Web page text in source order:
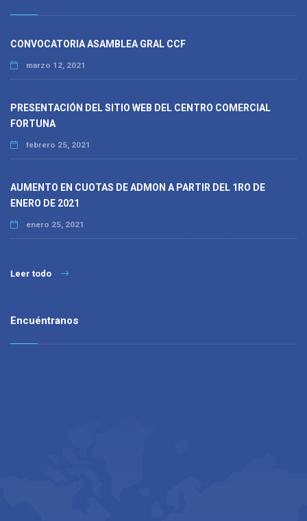
CONVOCATORIA ASAMBLEA GRAL CCF
marzo 12, 2021
PRESENTACIÓN DEL SITIO WEB DEL CENTRO COMERCIAL
FORTUNA
febrero 25, 2021
AUMENTO EN CUOTAS DE ADMON A PARTIR DEL 1RO DE
ENERO DE 2021
enero 25, 2021
Leer todo
Encuéntranos